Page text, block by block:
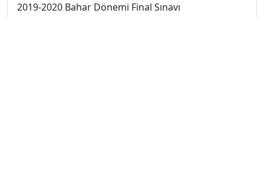
2019-2020 Bahar Dönemi Final Sınavı